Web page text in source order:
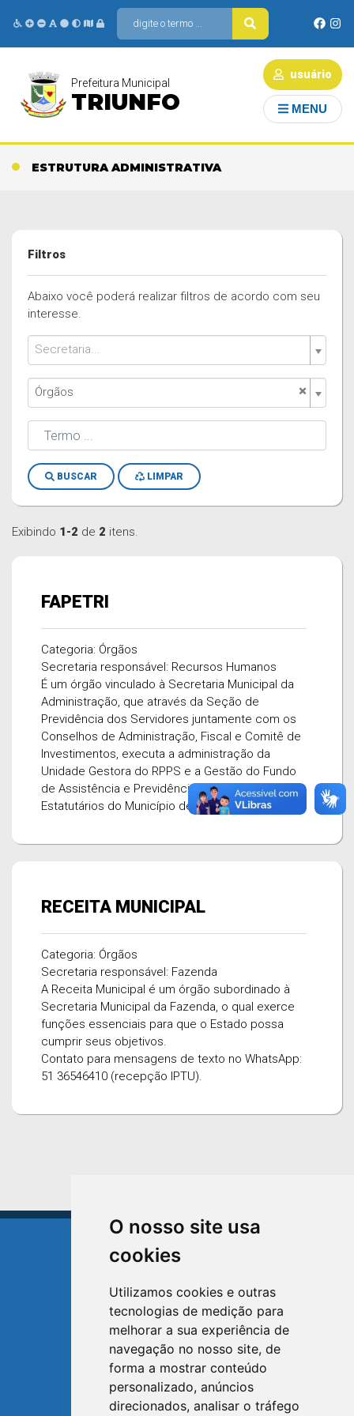
O nosso site usa
cookies
Utilizamos cookies e outras
tecnologias de medição para
melhorar a sua experiência de
navegação no nosso site, de
forma a mostrar conteúdo
personalizado, anúncios
direcionados, analisar o tráfego
usuário
Prefeitura Municipal
TRIUNFO MENU
ESTRUTURA ADMINISTRATIVA
Exibindo 1-2 de 2 itens.
FAPETRI
Categoria: Órgãos
Secretaria responsável: Recursos Humanos
É um órgão vinculado à Secretaria Municipal da
Administração, que através da Seção de
Previdência dos Servidores juntamente com os
Conselhos de Administração, Fiscal e Comitê de
Investimentos, executa a administração da
Unidade Gestora do RPPS e a Gestão do Fundo
de Assistência e Previdência dos Servidores
Estatutários do Município de Triunfo - FAPETRI.
RECEITA MUNICIPAL
Categoria: Órgãos
Secretaria responsável: Fazenda
A Receita Municipal é um órgão subordinado à
Secretaria Municipal da Fazenda, o qual exerce
funções essenciais para que o Estado possa
cumprir seus objetivos.
Contato para mensagens de texto no WhatsApp:
51 36546410 (recepção IPTU).
Filtros
Abaixo você poderá realizar filtros de acordo com seu
interesse.
Secretaria...
×
Órgãos
BUSCAR LIMPAR
TRIUNFO
RIO GRANDE DO SUL
Avenida XV de Novembro, 15
Bairro Centro - Triunfo/RS
Telefone: (51) 3654-6308